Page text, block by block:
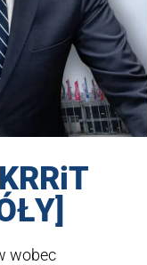
wobec